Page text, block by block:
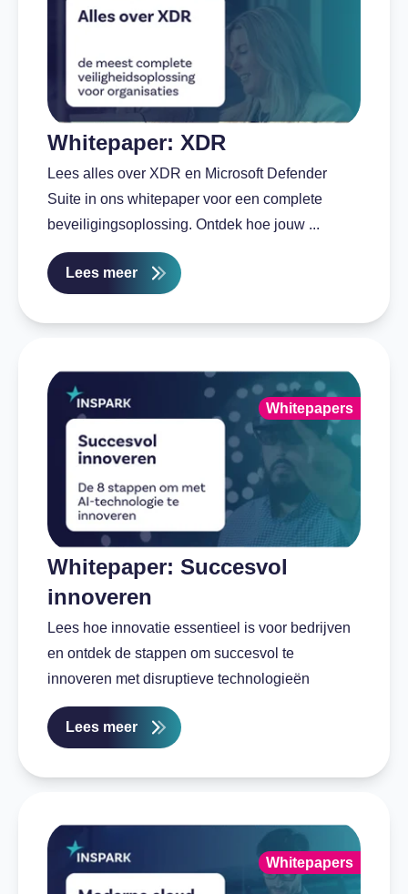
Whitepaper: XDR
Lees alles over XDR en Microsoft Defender
Suite in ons whitepaper voor een complete
beveiligingsoplossing. Ontdek hoe jouw ...
Lees meer
Whitepaper: Succesvol
innoveren
Lees hoe innovatie essentieel is voor bedrijven
en ontdek de stappen om succesvol te
innoveren met disruptieve technologieën
Lees meer
Whitepapers
Whitepapers